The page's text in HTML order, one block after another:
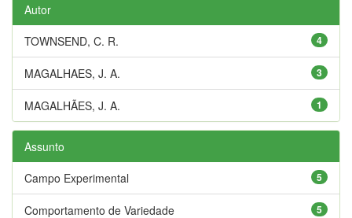
Autor
4
TOWNSEND, C. R.
3
MAGALHAES, J. A.
1
MAGALHÃES, J. A.
Assunto
5
Campo Experimental
5
Comportamento de Variedade